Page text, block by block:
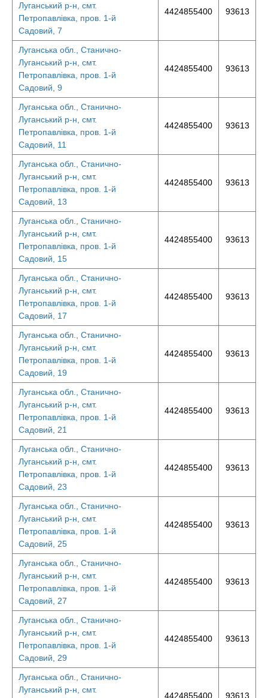
Луганський р-н, смт.
Петропавлівка, пров. 1-й
Садовий, 7
4424855400 93613
Луганська обл., Станично-
Луганський р-н, смт.
Петропавлівка, пров. 1-й
Садовий, 9
4424855400 93613
Луганська обл., Станично-
Луганський р-н, смт.
Петропавлівка, пров. 1-й
Садовий, 11
4424855400 93613
Луганська обл., Станично-
Луганський р-н, смт.
Петропавлівка, пров. 1-й
Садовий, 13
4424855400 93613
Луганська обл., Станично-
Луганський р-н, смт.
Петропавлівка, пров. 1-й
Садовий, 15
4424855400 93613
Луганська обл., Станично-
Луганський р-н, смт.
Петропавлівка, пров. 1-й
Садовий, 17
4424855400 93613
Луганська обл., Станично-
Луганський р-н, смт.
Петропавлівка, пров. 1-й
Садовий, 19
4424855400 93613
Луганська обл., Станично-
Луганський р-н, смт.
Петропавлівка, пров. 1-й
Садовий, 21
4424855400 93613
Луганська обл., Станично-
Луганський р-н, смт.
Петропавлівка, пров. 1-й
Садовий, 23
4424855400 93613
Луганська обл., Станично-
Луганський р-н, смт.
Петропавлівка, пров. 1-й
Садовий, 25
4424855400 93613
Луганська обл., Станично-
Луганський р-н, смт.
Петропавлівка, пров. 1-й
Садовий, 27
4424855400 93613
Луганська обл., Станично-
Луганський р-н, смт.
Петропавлівка, пров. 1-й
Садовий, 29
4424855400 93613
Луганська обл., Станично-
Луганський р-н, смт.
4424855400 93613